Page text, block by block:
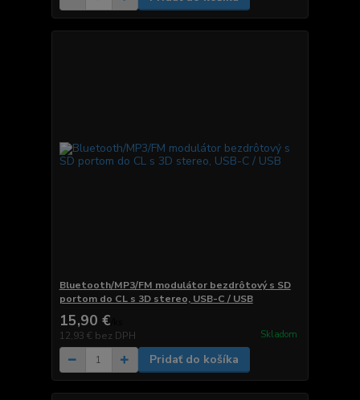
Bluetooth/MP3/FM modulátor bezdrôtový s SD
portom do CL s 3D stereo, USB-C / USB
15,90 €
12,93 € bez DPH Skladom
Pridať do košíka